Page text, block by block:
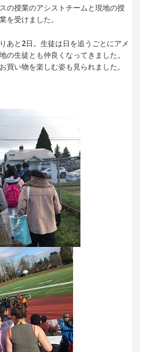
の授業のアシストチームと現地の授
を受けました。
あと2日。生徒は日を追うごとにアメ
の生徒とも仲良くなってきました。
買い物を楽しむ姿も見られました。